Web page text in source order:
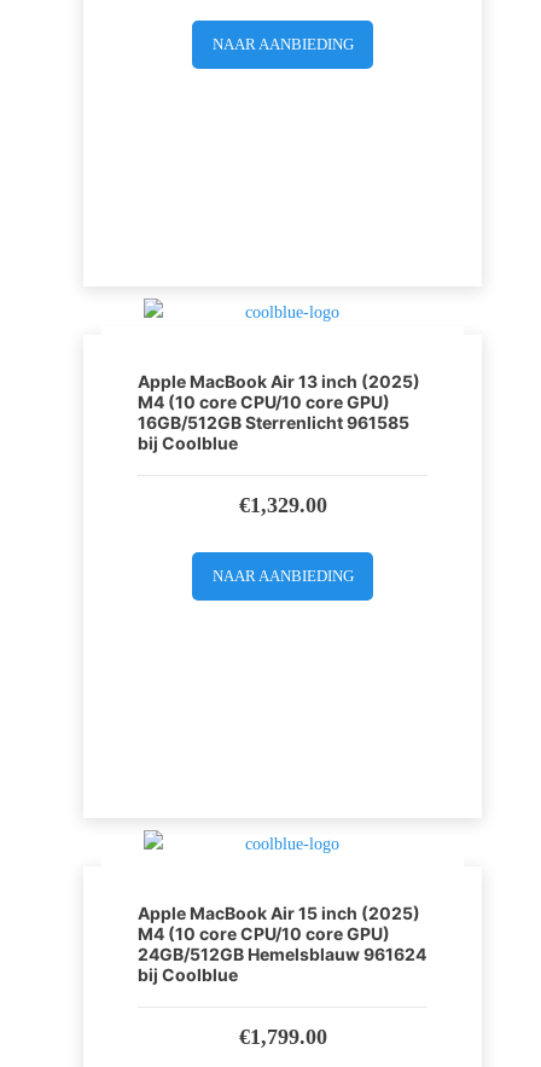
NAAR AANBIEDING
Apple MacBook Air 13 inch (2025)
M4 (10 core CPU/10 core GPU)
16GB/512GB Sterrenlicht 961585
bij Coolblue
€1,329.00
NAAR AANBIEDING
Apple MacBook Air 15 inch (2025)
M4 (10 core CPU/10 core GPU)
24GB/512GB Hemelsblauw 961624
bij Coolblue
€1,799.00